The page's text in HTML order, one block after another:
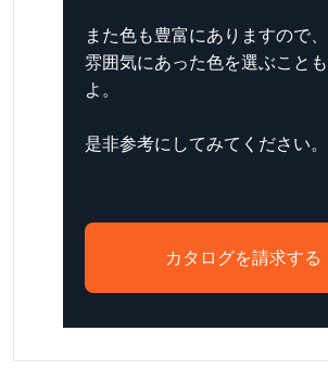
また色も豊富にありますので
雰囲気にあった色を選ぶこと
よ。
是非参考にしてみてください。
カタログを請求する